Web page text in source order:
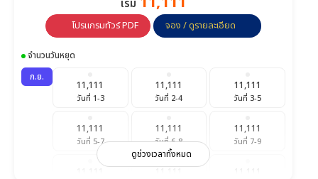
2,199
วันที่ 30-30
1,999
วันที่ 31-31
ก.ย.
วันที่ 1-1 วันที่ 2-2 วันที่ 3-3
วันที่ 4-4 วันที่ 5-5 วันที่ 6-6
1,999 1,999
วันที่ 8-8
เริ่ม
โปรแกรมทัวร์ PDF จอง / ดูรายละเอียด
จำนวนวันหยุด
ก.ย.
11,111
วันที่ 1-3
11,111
วันที่ 2-4
11,111
วันที่ 3-5
11,111
วันที่ 5-7
11,111
วันที่ 6-8
11,111
วันที่ 7-9
ดูช่วงเวลาทั้งหมด